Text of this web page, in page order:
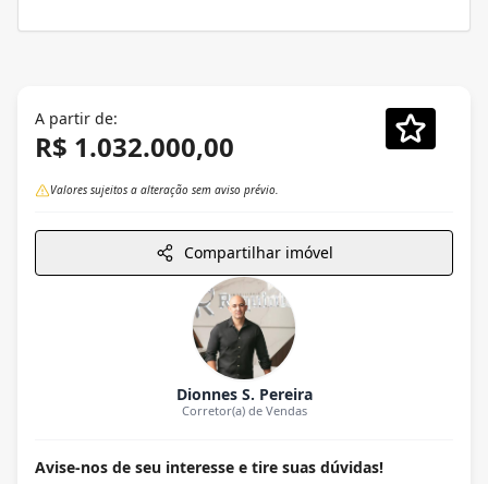
A partir de:
R$ 1.032.000,00
Valores sujeitos a alteração sem aviso prévio.
Compartilhar imóvel
Dionnes S. Pereira
Corretor(a) de Vendas
Avise-nos de seu interesse e tire suas dúvidas!